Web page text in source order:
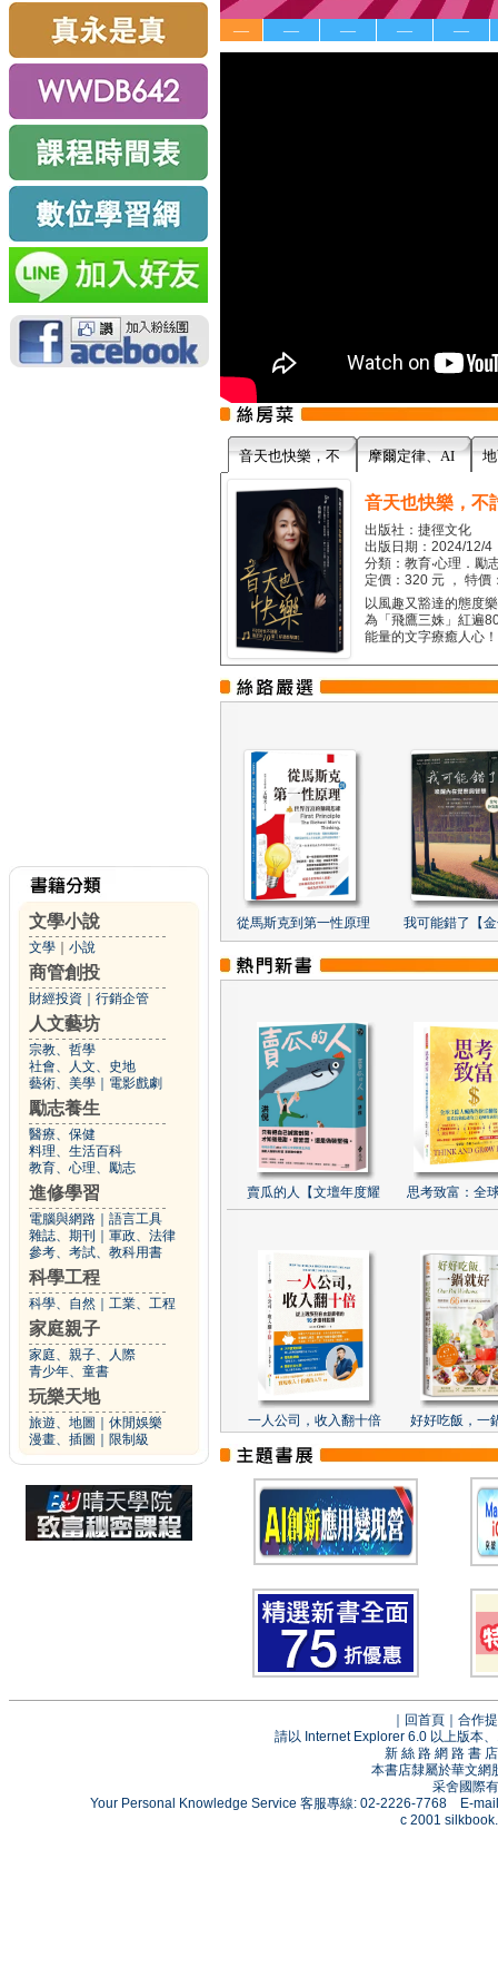
文學小說
文學 小說
商管創投
財經投資 行銷企管
人文藝坊
宗教、哲學
社會、人文、史地
藝術、美學
電影戲劇
勵志養生
醫療、保健
料理、生活百科
教育、心理、勵志
進修學習
電腦與網路
語言工具
雜誌、期刊
軍政、法律
參考、考試、教科用書
科學工程
科學、自然 工業、工程
家庭親子
家庭、親子、人際
青少年、童書
玩樂天地
旅遊、地圖
休閒娛樂
漫畫、插圖
限制級
— — — — —
音天也快樂，不 摩爾定律、AI
音天也快樂，不
出版社：捷徑文化
出版日期：2024/12/4
分類：教育‧心理．勵
定價：320 元 ， 特價
以風趣又豁達的態度
為「飛鷹三姝」紅遍
能量的文字療癒人心
從馬斯克到第一性原理 我可能錯了【
賣瓜的人【文壇年度耀 思考致富：全
一人公司，收入翻十倍 好好吃飯，一
回首頁
合作
請以 Internet Explorer 6.0 以上版本
新 絲 路 網 路 書
本書店隸屬於華文網
采舍國際
Your Personal Knowledge Service 客服專線: 02-2226-7768 E-
c 2001